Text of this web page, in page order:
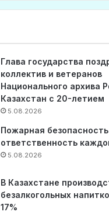
Глава государства
коллектив и ветеранов
Национального архива
Казахстан с 20-летием
5.08.2026
Пожарная
ответственность
5.08.2026
В Казахстане
безалкогольных
17%